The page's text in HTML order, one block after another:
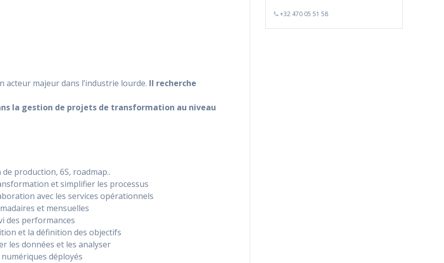
acteur majeur dans l’industrie lourde. Il recherche
la gestion de projets de transformation au niveau
production, 6S, roadmap..
et simplifier les processus
avec les services opérationnels
et mensuelles
des performances
et la définition des objectifs
les données et les analyser
déployés
+32 470 05 51 58